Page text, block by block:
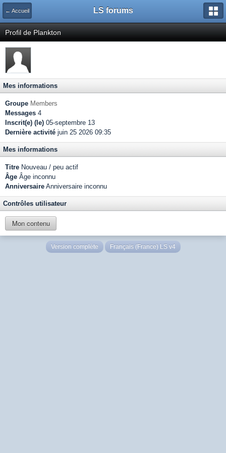
← Accueil LS forums
Profil de Plankton
Mes informations
Groupe Members
Messages 4
Inscrit(e) (le) 05-septembre 13
Dernière activité juin 25 2026 09:35
Mes informations
Titre Nouveau / peu actif
Âge Âge inconnu
Anniversaire Anniversaire inconnu
Contrôles utilisateur
Mon contenu
Version complète Français (France) LS v4